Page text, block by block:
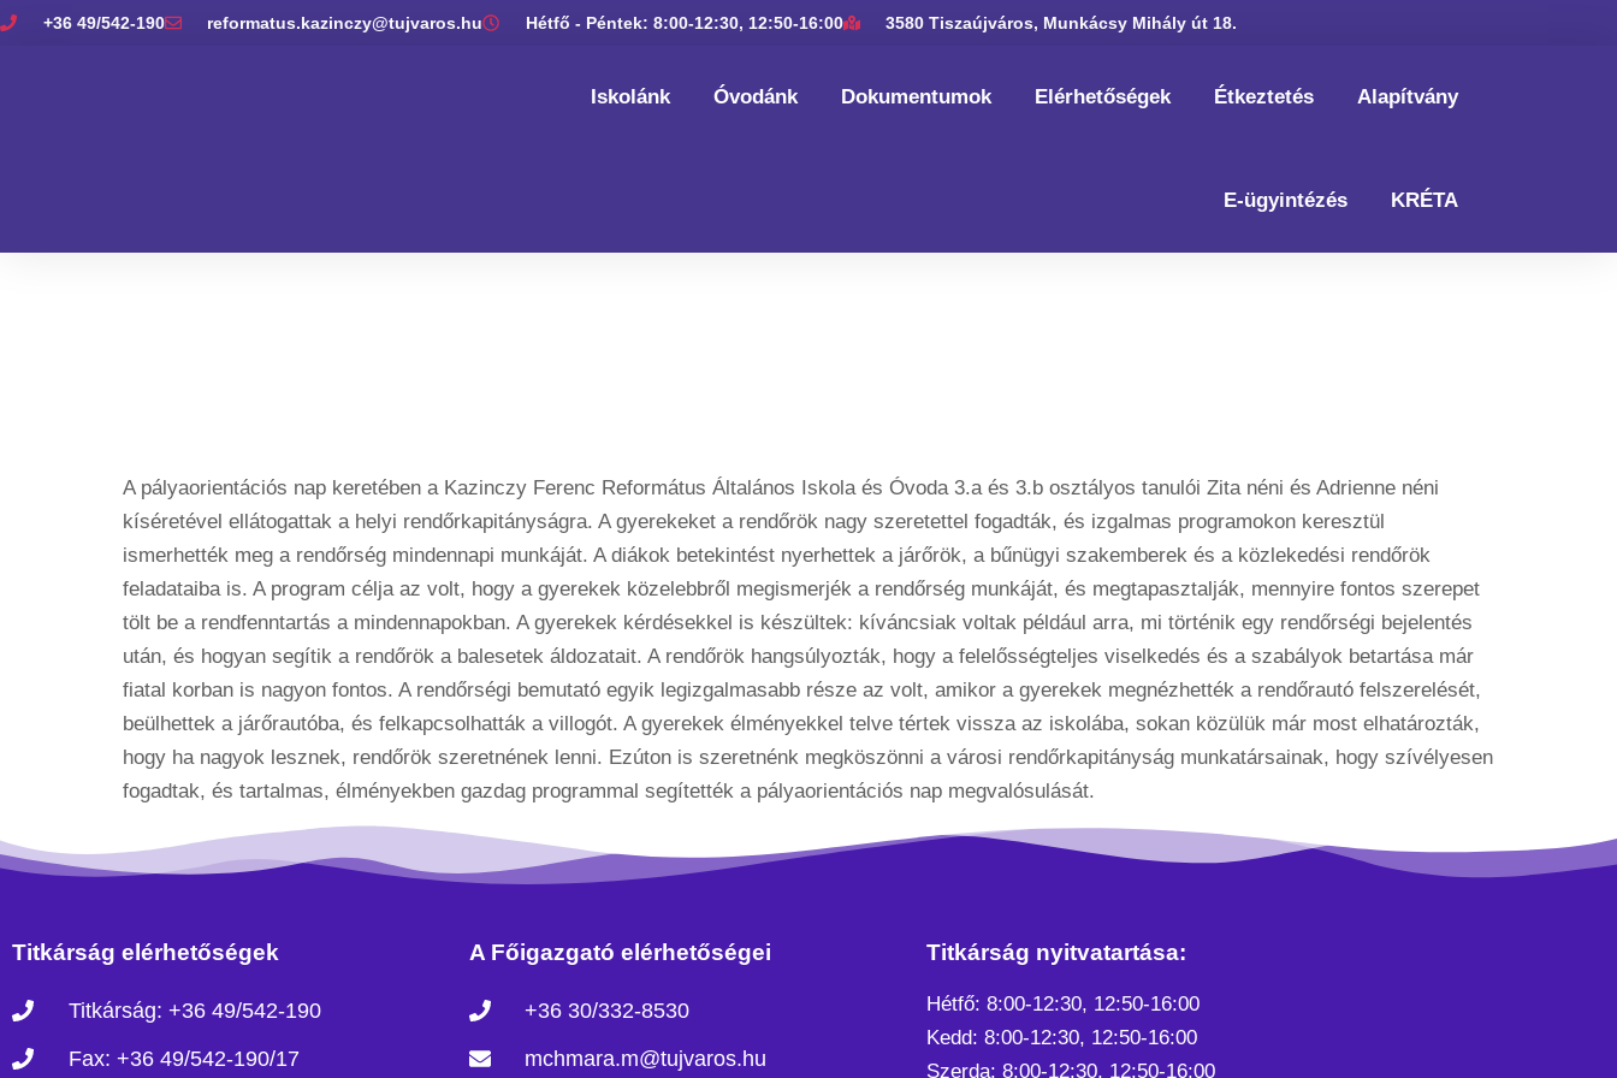
+36 49/542-190 reformatus.kazinczy@tujvaros.hu Hétfő - Péntek: 8:00-12:30, 12:50-16:00 3580 Tiszaújváros, Munkácsy Mihály út 18.
Iskolánk Óvodánk Dokumentumok Elérhetőségek Étkeztetés Alapítvány
E-ügyintézés KRÉTA
A pályaorientációs nap keretében a Kazinczy Ferenc Református Általános Iskola és Óvoda 3.a és 3.b osztályos tanulói Zita néni és Adrienne néni
kíséretével ellátogattak a helyi rendőrkapitányságra. A gyerekeket a rendőrök nagy szeretettel fogadták, és izgalmas programokon keresztül
ismerhették meg a rendőrség mindennapi munkáját. A diákok betekintést nyerhettek a járőrök, a bűnügyi szakemberek és a közlekedési rendőrök
feladataiba is. A program célja az volt, hogy a gyerekek közelebbről megismerjék a rendőrség munkáját, és megtapasztalják, mennyire fontos szerepet
tölt be a rendfenntartás a mindennapokban. A gyerekek kérdésekkel is készültek: kíváncsiak voltak például arra, mi történik egy rendőrségi bejelentés
után, és hogyan segítik a rendőrök a balesetek áldozatait. A rendőrök hangsúlyozták, hogy a felelősségteljes viselkedés és a szabályok betartása már
fiatal korban is nagyon fontos. A rendőrségi bemutató egyik legizgalmasabb része az volt, amikor a gyerekek megnézhették a rendőrautó felszerelését,
beülhettek a járőrautóba, és felkapcsolhatták a villogót. A gyerekek élményekkel telve tértek vissza az iskolába, sokan közülük már most elhatározták,
hogy ha nagyok lesznek, rendőrök szeretnének lenni. Ezúton is szeretnénk megköszönni a városi rendőrkapitányság munkatársainak, hogy szívélyesen
fogadtak, és tartalmas, élményekben gazdag programmal segítették a pályaorientációs nap megvalósulását.
Titkárság elérhetőségek
Titkárság: +36 49/542-190
Fax: +36 49/542-190/17
A Főigazgató elérhetőségei
+36 30/332-8530
mchmara.m@tujvaros.hu
Titkárság nyitvatartása:
Hétfő: 8:00-12:30, 12:50-16:00
Kedd: 8:00-12:30, 12:50-16:00
Szerda: 8:00-12:30, 12:50-16:00